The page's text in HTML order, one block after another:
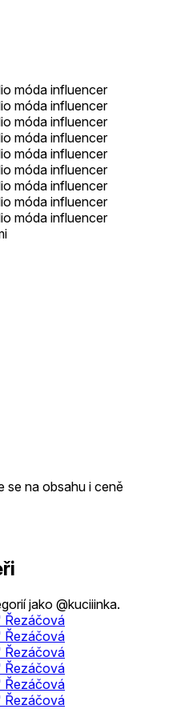
se na obsahu i ceně
jako @kuciiinka.